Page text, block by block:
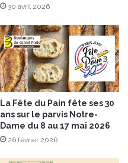
30 avril 2026
La Fête du Pain fête ses 30
ans sur le parvis Notre-
Dame du 8 au 17 mai 2026
26 février 2026